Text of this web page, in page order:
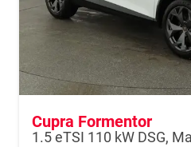
Cupra Formentor